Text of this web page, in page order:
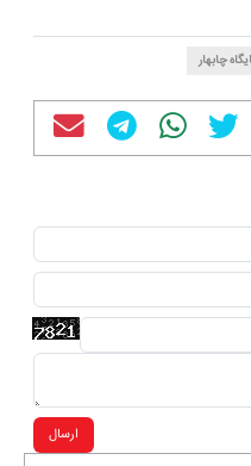
چابهار
ارسال